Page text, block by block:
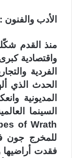
الأدب والفنون
منذ القدم
الفردية
الحدث الذي
المديونية
السينما
للمخرج جون
فقدت